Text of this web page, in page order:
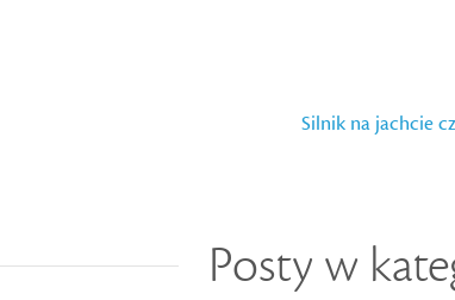
Silnik na jachcie
Posty w